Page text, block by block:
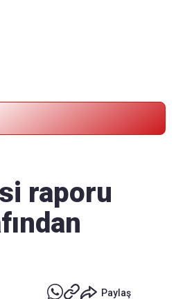
raporu
Paylaş